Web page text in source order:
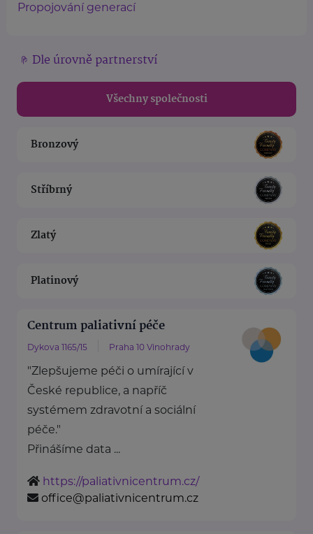
Propojování generací
Dle úrovně partnerství
Všechny společnosti
Bronzový
Stříbrný
Zlatý
Platinový
Centrum paliativní péče
Dykova 1165/15 Praha 10 Vinohrady
"Zlepšujeme péči o umírající v
České republice, a napříč
systémem zdravotní a sociální
péče."
Přinášíme data ...
https://paliativnicentrum.cz/
office@paliativnicentrum.cz